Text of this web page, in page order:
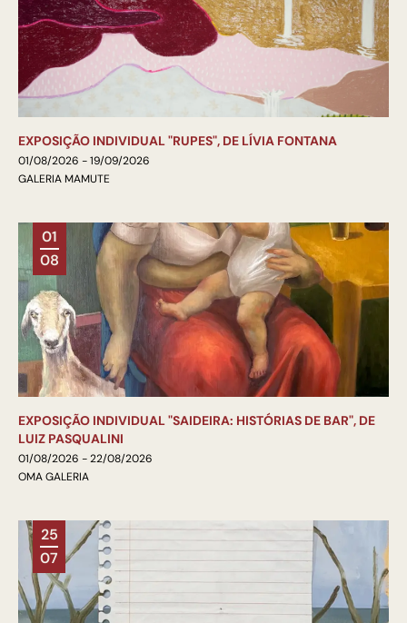
EXPOSIÇÃO INDIVIDUAL "RUPES", DE LÍVIA FONTANA
01/08/2026 - 19/09/2026
GALERIA MAMUTE
01
08
EXPOSIÇÃO INDIVIDUAL "SAIDEIRA: HISTÓRIAS DE BAR", DE
LUIZ PASQUALINI
01/08/2026 - 22/08/2026
OMA GALERIA
25
07